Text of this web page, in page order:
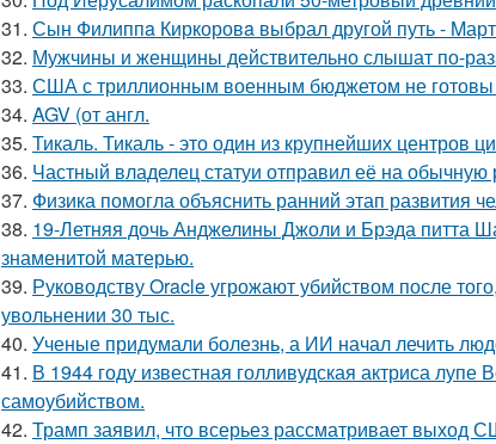
31. Сын Филиппa Киркоровa выбрал другой путь -
32. Мужчины и женщины действительно слышат по-
33. США с триллионным военным бюджетом не готовы
34. AGV (от англ.
35. Тикаль. Тикаль - это один из крупнейших центров
36. Частный владелец статуи отправил её на
37. Физика помогла объяснить ранний этап развития
38. 19-Летняя дочь Анджелины Джоли и Брэда питта
знаменитой матерью.
39. Руководству Oracle угрожают убийством после
увольнении 30 тыс.
40. Ученые придумали болезнь, а ИИ начал лечить
41. В 1944 году известная голливудская актриса
самоубийством.
42. Трамп заявил, что всерьез рассматривает выход